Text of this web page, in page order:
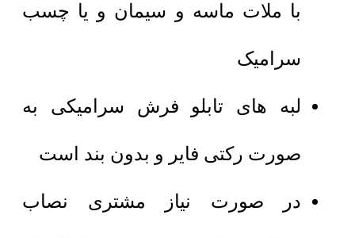
با ملات ماسه و سیمان و یا چسب
سرامیک
لبه های تابلو فرش سرامیکی به
صورت رکتی فایر و بدون بند است
در صورت نیاز مشتری نصاب